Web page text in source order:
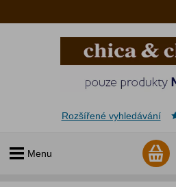
Menu
Rozšířené vyhledávání